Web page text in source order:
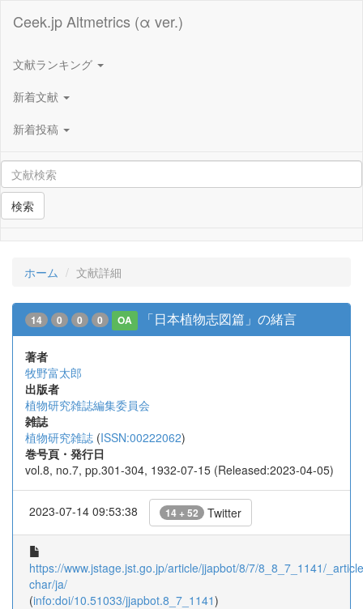
Ceek.jp Altmetrics (α ver.)
文献ランキング
新着文献
新着投稿
検索
ホーム 文献詳細
14 0 0 0 OA 「日本植物志図篇」の緒言
著者
牧野富太郎
出版者
植物研究雑誌編集委員会
雑誌
植物研究雑誌 (ISSN:00222062)
巻号頁・発行日
vol.8, no.7, pp.301-304, 1932-07-15 (Released:2023-04-05)
2023-07-14 09:53:38 14 + 52 Twitter
https://www.jstage.jst.go.jp/article/jjapbot/8/7/8_8_7_1141/
char/ja/
(info:doi/10.51033/jjapbot.8_7_1141)